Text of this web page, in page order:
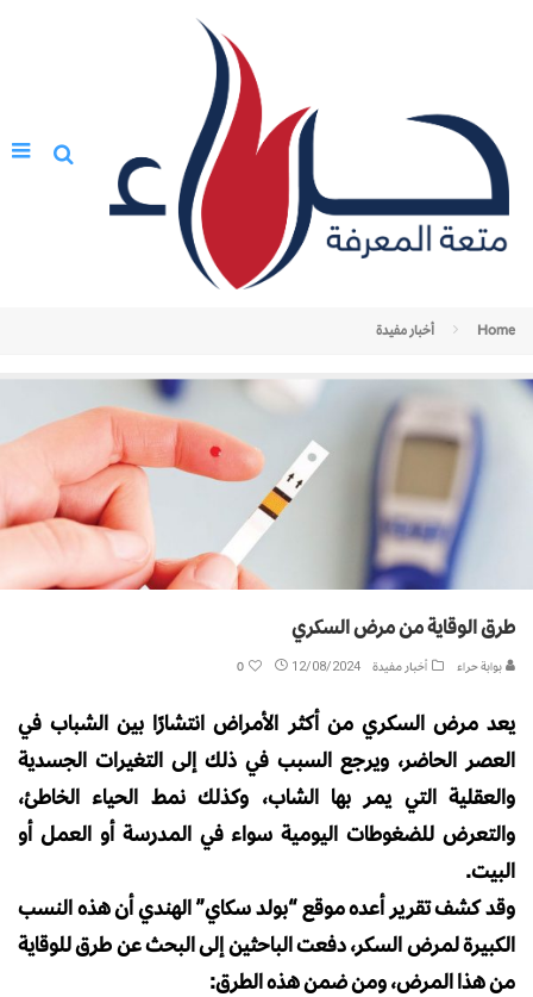
Home أخبار مفيدة
طرق الوقاية من مرض السكري
بوابة حراء أخبار مفيدة 12/08/2024
0
يعد مرض السكري من أكثر الأمراض انتشارًا بين الشباب في
العصر الحاضر، ويرجع السبب في ذلك إلى التغيرات الجسدية
والعقلية التي يمر بها الشاب، وكذلك نمط الحياء الخاطئ،
والتعرض للضغوطات اليومية سواء في المدرسة أو العمل أو
البيت.
وقد كشف تقرير أعده موقع “بولد سكاي” الهندي أن هذه النسب
الكبيرة لمرض السكر، دفعت الباحثين إلى البحث عن طرق للوقاية
من هذا المرض، ومن ضمن هذه الطرق: